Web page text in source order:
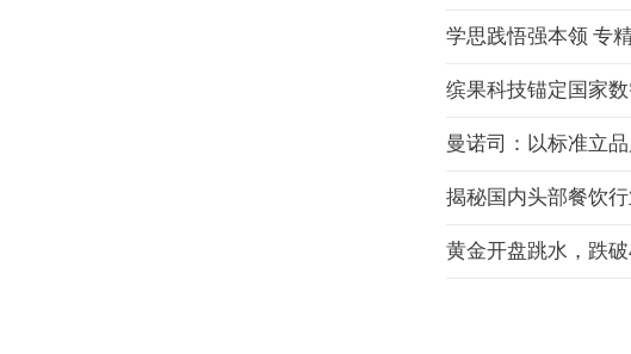
学思践悟强本领 专
缤果科技锚定国家
曼诺司：以标准立
揭秘国内头部餐饮
黄金开盘跳水，跌